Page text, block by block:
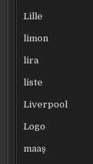
Lille
limon
lira
liste
Liverpool
Logo
maaş